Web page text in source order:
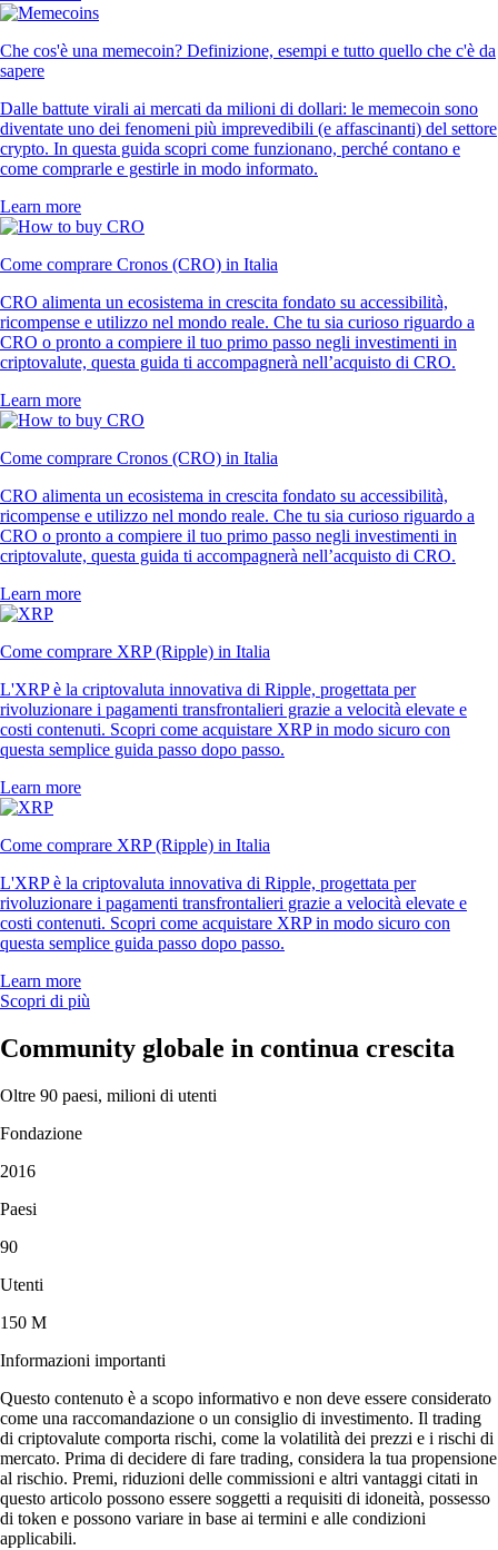
Che cos'è una memecoin? Definizione, esempi e tutto quello che c'è da
sapere
Dalle battute virali ai mercati da milioni di dollari: le memecoin sono
diventate uno dei fenomeni più imprevedibili (e affascinanti) del settore
crypto. In questa guida scopri come funzionano, perché contano e
come comprarle e gestirle in modo informato.
Learn more
Come comprare Cronos (CRO) in Italia
CRO alimenta un ecosistema in crescita fondato su accessibilità,
ricompense e utilizzo nel mondo reale. Che tu sia curioso riguardo a
CRO o pronto a compiere il tuo primo passo negli investimenti in
criptovalute, questa guida ti accompagnerà nell’acquisto di CRO.
Learn more
Come comprare Cronos (CRO) in Italia
CRO alimenta un ecosistema in crescita fondato su accessibilità,
ricompense e utilizzo nel mondo reale. Che tu sia curioso riguardo a
CRO o pronto a compiere il tuo primo passo negli investimenti in
criptovalute, questa guida ti accompagnerà nell’acquisto di CRO.
Learn more
Come comprare XRP (Ripple) in Italia
L'XRP è la criptovaluta innovativa di Ripple, progettata per
rivoluzionare i pagamenti transfrontalieri grazie a velocità elevate e
costi contenuti. Scopri come acquistare XRP in modo sicuro con
questa semplice guida passo dopo passo.
Learn more
Come comprare XRP (Ripple) in Italia
L'XRP è la criptovaluta innovativa di Ripple, progettata per
rivoluzionare i pagamenti transfrontalieri grazie a velocità elevate e
costi contenuti. Scopri come acquistare XRP in modo sicuro con
questa semplice guida passo dopo passo.
Learn more
Scopri di più
Community globale in continua crescita
Oltre 90 paesi, milioni di utenti
Fondazione
2016
Paesi
90
Utenti
150 M
Informazioni importanti
Questo contenuto è a scopo informativo e non deve essere considerato
come una raccomandazione o un consiglio di investimento. Il trading
di criptovalute comporta rischi, come la volatilità dei prezzi e i rischi di
mercato. Prima di decidere di fare trading, considera la tua propensione
al rischio. Premi, riduzioni delle commissioni e altri vantaggi citati in
questo articolo possono essere soggetti a requisiti di idoneità, possesso
di token e possono variare in base ai termini e alle condizioni
applicabili.